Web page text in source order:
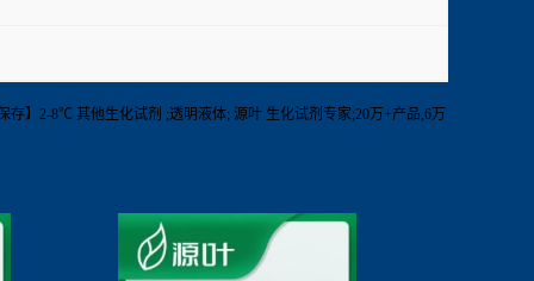
存】2-8℃ 其他生化试剂 ;透明液体; 源叶 生化试剂专家;20万+产品,6万